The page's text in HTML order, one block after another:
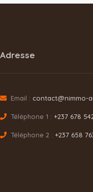
Adresse
Email : contact@nimmo-
Téléphone 1 : +237 678
Téléphone 2 : +237 658